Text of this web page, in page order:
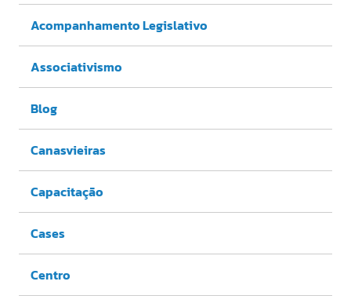
Acompanhamento Legislativo
Associativismo
Blog
Canasvieiras
Capacitação
Cases
Centro